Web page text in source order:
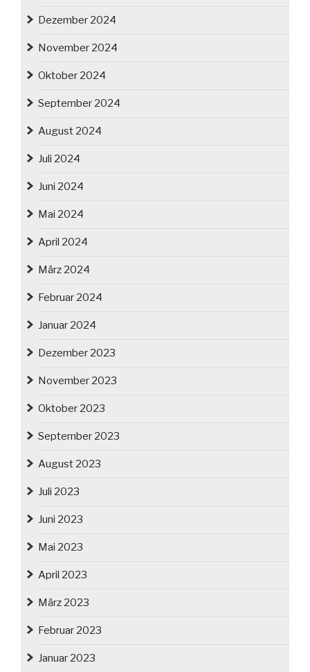
Dezember 2024
November 2024
Oktober 2024
September 2024
August 2024
Juli 2024
Juni 2024
Mai 2024
April 2024
März 2024
Februar 2024
Januar 2024
Dezember 2023
November 2023
Oktober 2023
September 2023
August 2023
Juli 2023
Juni 2023
Mai 2023
April 2023
März 2023
Februar 2023
Januar 2023